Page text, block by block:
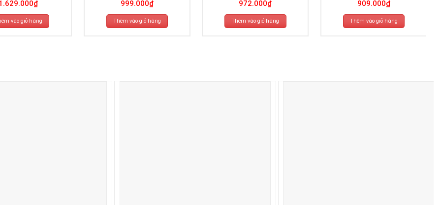
₫
vào giỏ hàng
999.000₫
Thêm vào giỏ hàng
972.000₫
Thêm vào giỏ hàng
909.000₫
Thêm vào giỏ hàng